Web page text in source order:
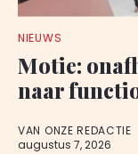
NIEUWS
Motie:
naar
VAN ONZE REDACTIE
augustus 7, 2026